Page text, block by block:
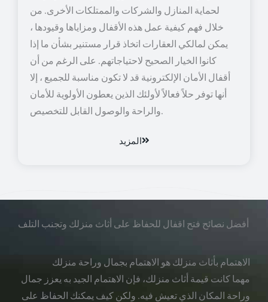
لحماية المنازل والشركات والممتلكات الأخرى. من
خلال فهم كيفية عمل هذه الأقفال ومزاياها وقيودها ،
يمكن لمالكي العقارات اتخاذ قرار مستنير بشأن ما إذا
كانوا الخيار الصحيح لاحتياجاتهم. على الرغم من أن
أقفال الأمان الإلكترونية قد لا تكون مناسبة للجميع ، إلا
أنها توفر حلاً فعالاً لأولئك الذين يعطون الأولوية للأمان
والراحة والوصول القابل للتخصيص.
المزيد
أفضل نصائح فتح اقفال للحفاظ على أثاث منزلك وتجنب التلف
الاهتمام بأثاث منزلك هو الاهتمام بجمال وراحة منزلك
مهما كانت قيمة أثاث منزلك، فإن الاهتمام الجيد به يعزز جمال
وراحة المكان الذي تعيش فيه. ولكن كيف يمكنك الحفاظ على